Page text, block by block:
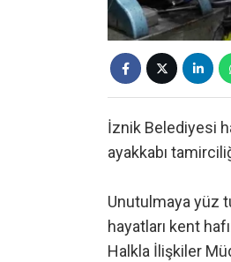
İznik Belediyesi
ayakkabı
Unutulmaya yüz
hayatları kent
Halkla İlişkiler